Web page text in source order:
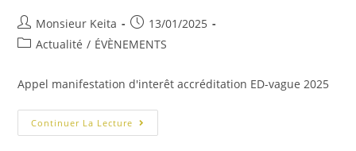
Monsieur Keita
13/01/2025
Actualité / ÉVÈNEMENTS
Appel manifestation d'interêt accréditation ED-vague 2025
Continuer La Lecture